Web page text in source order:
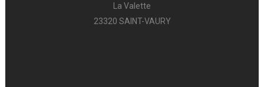
La Valette
23320 SAINT-VAURY